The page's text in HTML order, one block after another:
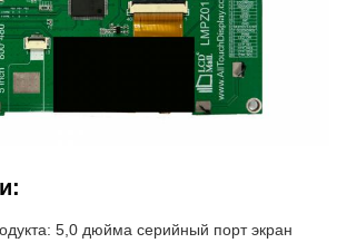
5,0 дюйма серийный порт экран